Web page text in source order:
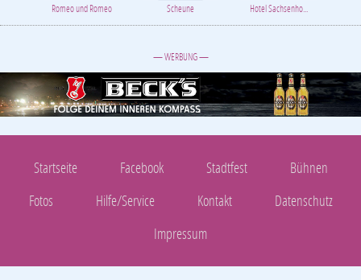
Romeo und Romeo Scheune Hotel Sachsenho...
— WERBUNG —
Startseite Facebook Stadtfest
Bühnen
Fotos
Hilfe/Service Kontakt
Datenschutz
Impressum